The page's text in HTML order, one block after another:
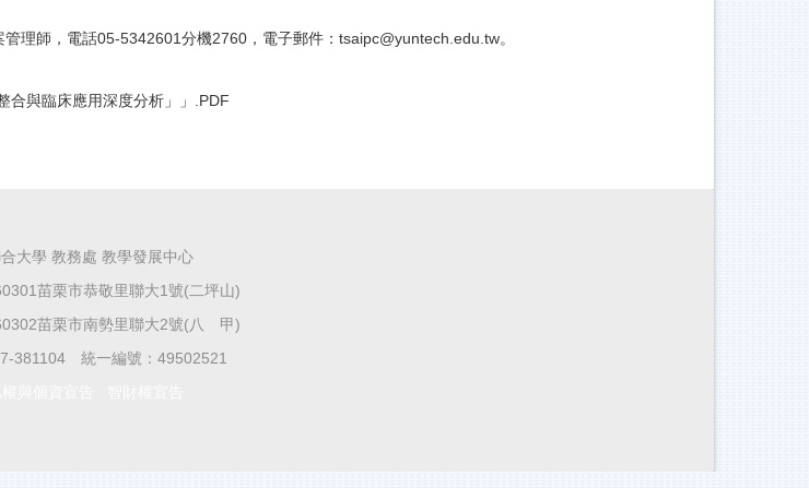
理師，電話05-5342601分機2760，電子郵件：tsaipc@yuntech.edu.tw。
合與臨床應用深度分析」」.PDF
大學 教務處 教學發展中心
苗栗市恭敬里聯大1號(二坪山)
苗栗市南勢里聯大2號(八 甲)
381104 統一編號：49502521